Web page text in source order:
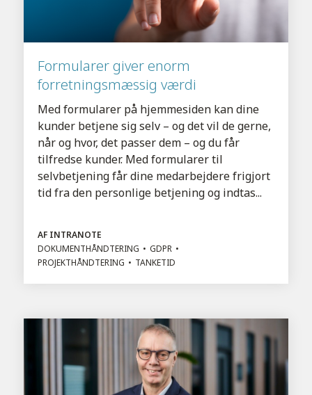
Formularer giver enorm
forretningsmæssig værdi
Med formularer på hjemmesiden kan dine
kunder betjene sig selv – og det vil de gerne,
når og hvor, det passer dem – og du får
tilfredse kunder. Med formularer til
selvbetjening får dine medarbejdere frigjort
tid fra den personlige betjening og indtas...
AF INTRANOTE
DOKUMENTHÅNDTERING
GDPR
PROJEKTHÅNDTERING
TANKETID